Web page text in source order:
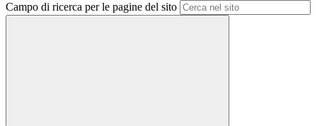
Campo di ricerca per le pagine del sito